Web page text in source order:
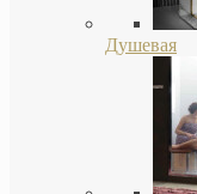
Душевая